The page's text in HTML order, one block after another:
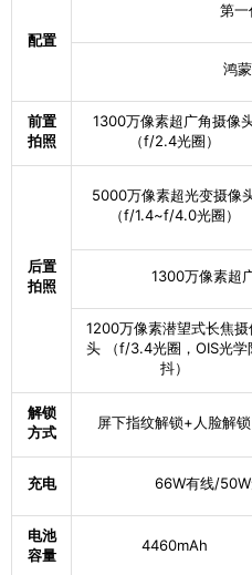
CPU型号
CPU最高频率 3.2GHz
GPU型号 Adreno
手机类型
网络制式
-LTE）,电信4G
MA）,移动2G/
A）,双卡
SIM卡规格
二选一
影像
后置摄像头像
素
配置
第
鸿
前置
拍照
1300万像素超广角摄像
（f/2.4光圈）
后置
拍照
5000万像素超光变摄像
（f/1.4~f/4.0光圈）
1300万像素超
1200万像素潜望式长焦摄
头 （f/3.4光圈，OIS光学
抖）
解锁
方式
屏下指纹解锁+人脸解锁
充电 66W有线/
电池
容量
4460mAh